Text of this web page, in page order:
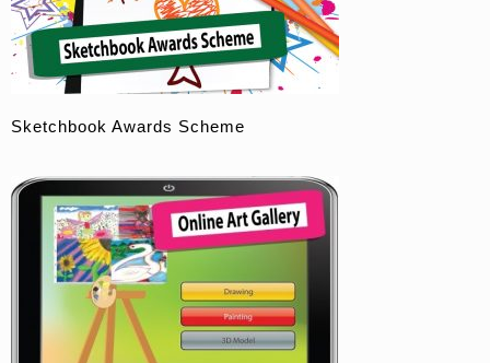
Sketchbook Awards Scheme